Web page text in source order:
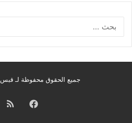
جميع الحقوق محفوظة لـ قبس
فيسبوك